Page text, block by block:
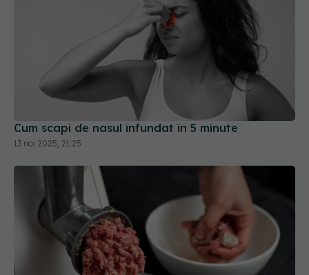
Cum scapi de nasul înfundat în 5 minute
13 noi 2025, 21:25